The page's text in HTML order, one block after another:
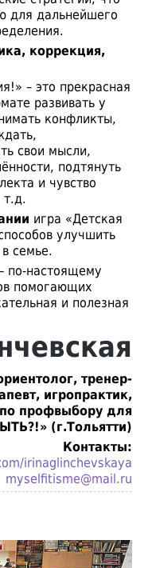
для дальнейшего
коррекция,
– это прекрасная
развивать у
конфликты,
свои мысли,
подтянуть
и чувство
т.д.
игра «Детская
улучшить
семье.
по-настоящему
помогающих
и полезная
тренер-
игропрактик,
профвыбору для
(г.Тольятти)
Контакты:
irinaglinchevskaya
myselfitisme@mail.ru